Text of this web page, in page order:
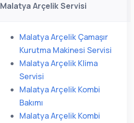
Malatya Arçelik Servisi
Malatya Arçelik Çamaşır
Kurutma Makinesi Servisi
Malatya Arçelik Klima
Servisi
Malatya Arçelik Kombi
Bakımı
Malatya Arçelik Kombi